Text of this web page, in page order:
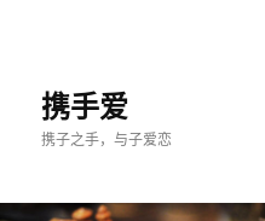
携手爱
携子之手，与子爱恋